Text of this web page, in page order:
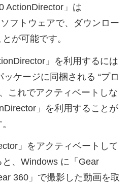
ActionDirector」は
フトウェアで、ダウンロー
が可能です。
」を利用するには
ケージに同梱される “プロ
これでアクティベートしな
」を利用することが
」をアクティベートして
、Windows に「Gear
360」で撮影した動画を取